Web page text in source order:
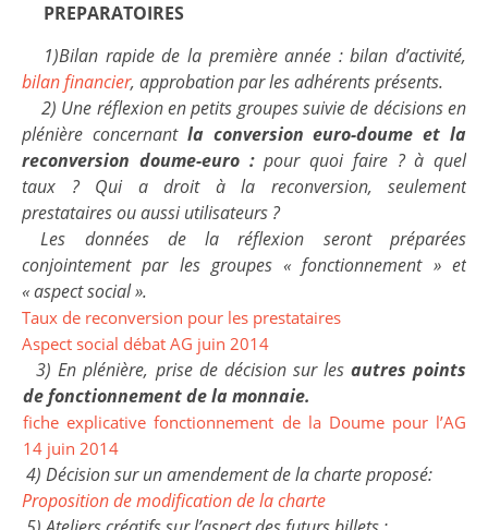
PREPARATOIRES
1)Bilan rapide de la première année : bilan d’activité,
bilan financier, approbation par les adhérents présents.
2) Une réflexion en petits groupes suivie de décisions en
plénière concernant la conversion euro-doume et la
reconversion doume-euro :pour quoi faire ? à quel
taux ? Qui a droit à la reconversion, seulement
prestataires ou aussi utilisateurs ?
Les données de la réflexion seront préparées
conjointement par les groupes « fonctionnement » et
« aspect social ».
Taux de reconversion pour les prestataires
Aspect social débat AG juin 2014
3) En plénière, prise de décision sur les autres points
de fonctionnement de la monnaie.
fiche explicative fonctionnement de la Doume pour l’AG
14 juin 2014
4) Décision sur un amendement de la charte proposé:
Proposition de modification de la charte